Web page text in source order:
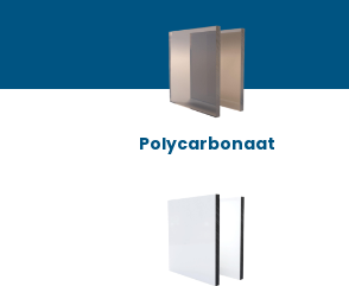
Polycarbonaat